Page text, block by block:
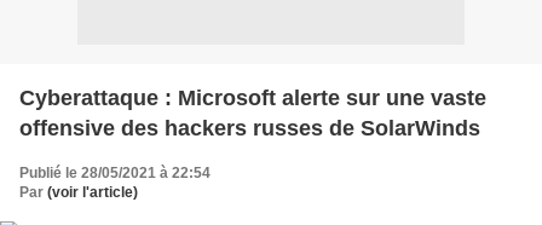
Cyberattaque : Microsoft alerte sur une vaste
offensive des hackers russes de SolarWinds
Publié le 28/05/2021 à 22:54
Par (voir l'article)